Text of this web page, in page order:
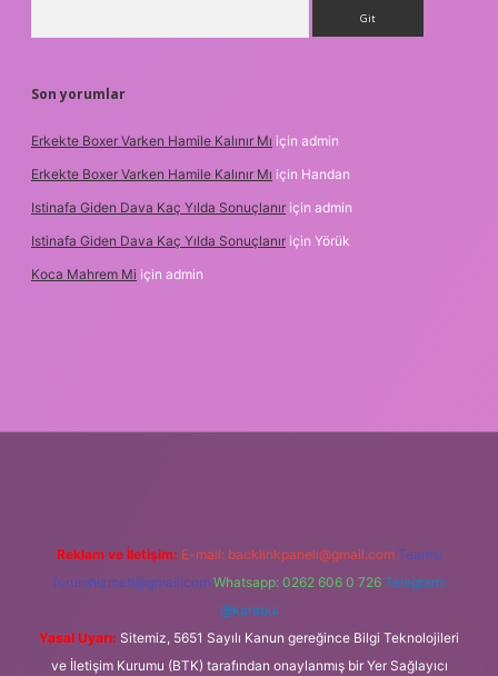
Son yorumlar
Erkekte Boxer Varken Hamile Kalınır Mı için admin
Erkekte Boxer Varken Hamile Kalınır Mı için Handan
Istinafa Giden Dava Kaç Yılda Sonuçlanır için admin
Istinafa Giden Dava Kaç Yılda Sonuçlanır için Yörük
Koca Mahrem Mi için admin
Reklam ve İletişim: E-mail: backlinkpaneli@gmail.com Teams:
forumhizmeti@gmail.com Whatsapp: 0262 606 0 726 Telegram:
@karabul
Yasal Uyarı: Sitemiz, 5651 Sayılı Kanun gereğince Bilgi Teknolojileri
ve İletişim Kurumu (BTK) tarafından onaylanmış bir Yer Sağlayıcı